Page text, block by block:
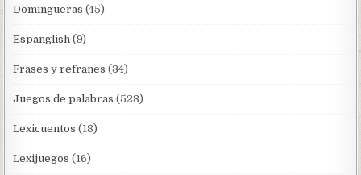
Domingueras (45)
Espanglish (9)
Frases y refranes (34)
Juegos de palabras (523)
Lexicuentos (18)
Lexijuegos (16)